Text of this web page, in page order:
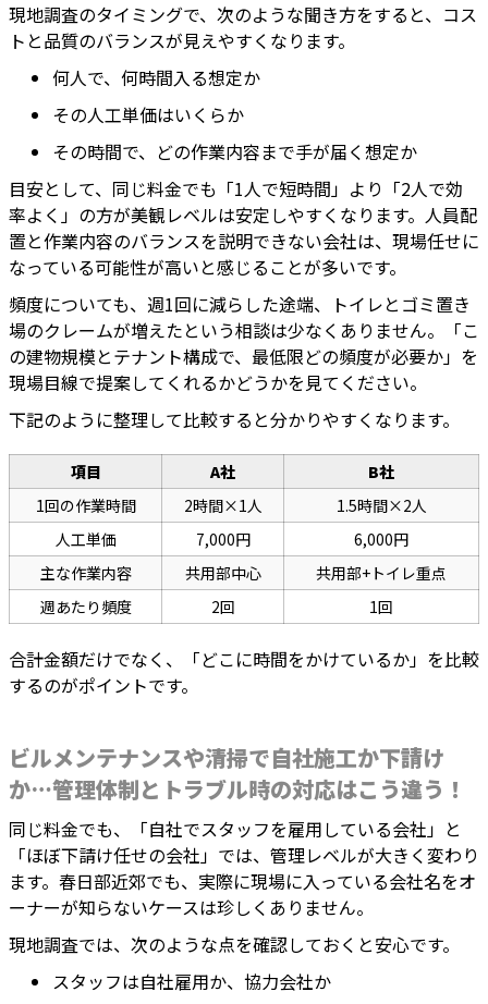
現地調査のタイミングで、次のような聞き方をすると、コス
トと品質のバランスが見えやすくなります。
何人で、何時間入る想定か
その人工単価はいくらか
その時間で、どの作業内容まで手が届く想定か
目安として、同じ料金でも「1人で短時間」より「2人で効
率よく」の方が美観レベルは安定しやすくなります。人員配
置と作業内容のバランスを説明できない会社は、現場任せに
なっている可能性が高いと感じることが多いです。
頻度についても、週1回に減らした途端、トイレとゴミ置き
場のクレームが増えたという相談は少なくありません。「こ
の建物規模とテナント構成で、最低限どの頻度が必要か」を
現場目線で提案してくれるかどうかを見てください。
下記のように整理して比較すると分かりやすくなります。
項目 A社
B社
1回の作業時間
2時間×1人
1.5時間×2人
人工単価
7,000円
6,000円
主な作業内容
共用部中心
共用部+トイレ重点
週あたり頻度
2回 1回
合計金額だけでなく、「どこに時間をかけているか」を比較
するのがポイントです。
ビルメンテナンスや清掃で自社施工か下請け
か…管理体制とトラブル時の対応はこう違う！
同じ料金でも、「自社でスタッフを雇用している会社」と
「ほぼ下請け任せの会社」では、管理レベルが大きく変わり
ます。春日部近郊でも、実際に現場に入っている会社名をオ
ーナーが知らないケースは珍しくありません。
現地調査では、次のような点を確認しておくと安心です。
スタッフは自社雇用か、協力会社か